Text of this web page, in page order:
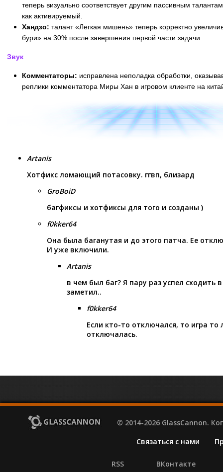
теперь визуально соответствует другим пассивным
как активируемый.
Хандзо: талант «Легкая мишень» теперь корректно
бури» на 30% после завершения первой части задачи.
Звук
Комментаторы: исправлена неполадка обработки,
реплики комментатора Миры Хан в игровом клиенте на
Artanis
Хотфикс ломающий потасовку. ггвп, близард
GroBoiD
багфиксы и хотфиксы для того и созданы )
f0kker64
Она была баганутая и до этого патча. Ее
И уже включили.
Artanis
в чем был баг? Я пару раз успел сходить
заметил..
f0kker64
Если кто-то отключался, то игра то
отключалась.
© 2014-2026 GlassCannon.
Связаться с нами
RSS ВКонтакте